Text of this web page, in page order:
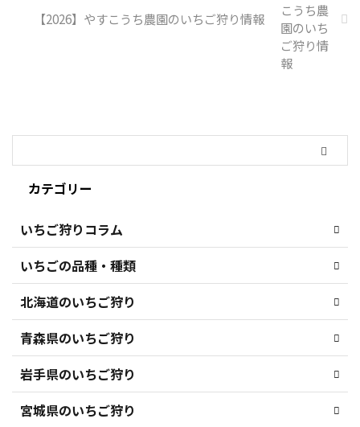
【2026】やすこうち農園のいちご狩り情報
カテゴリー
いちご狩りコラム
いちごの品種・種類
北海道のいちご狩り
青森県のいちご狩り
岩手県のいちご狩り
宮城県のいちご狩り